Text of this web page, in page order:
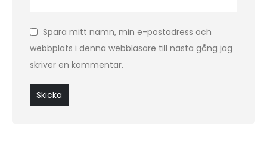
Spara mitt namn, min e-postadress och
webbplats i denna webbläsare till nästa gång jag
skriver en kommentar.